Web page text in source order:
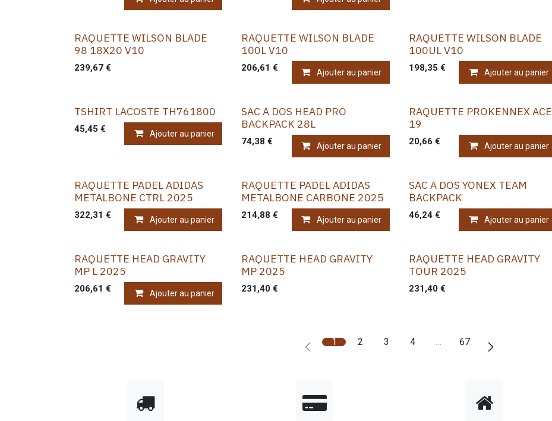
RAQUETTE WILSON BLADE
98 18X20 V10
239,67 €
RAQUETTE WILSON BLADE
100L V10
206,61 € Ajouter au panier
RAQUETTE WILSON BLADE
100UL V10
198,35 € Ajouter au panier
TSHIRT LACOSTE TH761800
45,45 € Ajouter au panier
SAC A DOS HEAD PRO
BACKPACK 28L
74,38 € Ajouter au panier
RAQUETTE PROKENNEX ACE
19
20,66 € Ajouter au panier
RAQUETTE PADEL ADIDAS
METALBONE CTRL 2025
322,31 € Ajouter au panier
RAQUETTE PADEL ADIDAS
METALBONE CARBONE 2025
214,88 € Ajouter au panier
SAC A DOS YONEX TEAM
BACKPACK
46,24€ Ajouter au panier
RAQUETTE HEAD GRAVITY
MP L 2025
206,61 € Ajouter au panier
RAQUETTE HEAD GRAVITY
MP 2025
231,40 €
RAQUETTE HEAD GRAVITY
TOUR 2025
231,40€
1 2 3 4 … 67